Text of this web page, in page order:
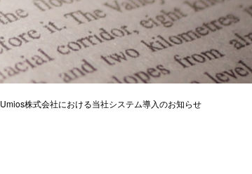
Umios株式会社における当社システム導入のお知らせ